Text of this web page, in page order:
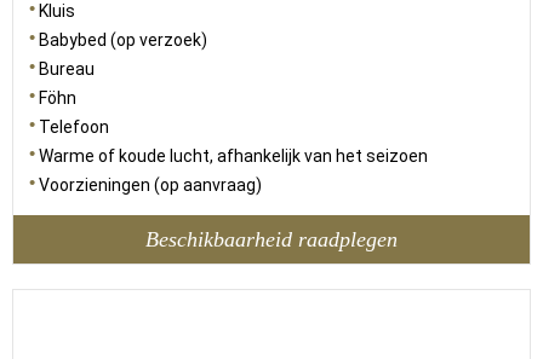
Kluis
Babybed (op verzoek)
Bureau
Föhn
Telefoon
Warme of koude lucht, afhankelijk van het seizoen
Voorzieningen (op aanvraag)
Beschikbaarheid raadplegen